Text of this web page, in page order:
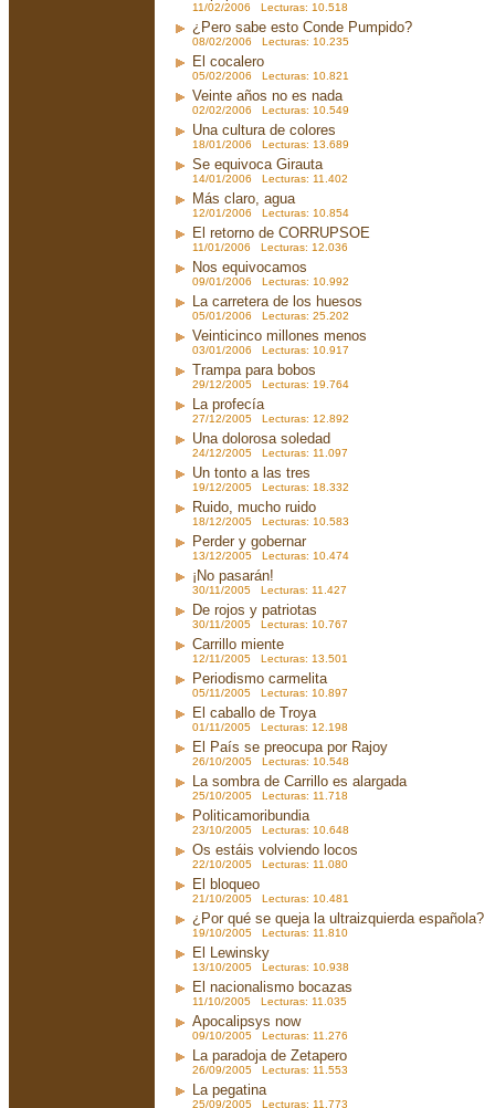
11/02/2006 Lecturas: 10.518
¿Pero sabe esto Conde Pumpido?
08/02/2006 Lecturas: 10.235
El cocalero
05/02/2006 Lecturas: 10.821
Veinte años no es nada
02/02/2006 Lecturas: 10.549
Una cultura de colores
18/01/2006 Lecturas: 13.689
Se equivoca Girauta
14/01/2006 Lecturas: 11.402
Más claro, agua
12/01/2006 Lecturas: 10.854
El retorno de CORRUPSOE
11/01/2006 Lecturas: 12.036
Nos equivocamos
09/01/2006 Lecturas: 10.992
La carretera de los huesos
05/01/2006 Lecturas: 25.202
Veinticinco millones menos
03/01/2006 Lecturas: 10.917
Trampa para bobos
29/12/2005 Lecturas: 19.764
La profecía
27/12/2005 Lecturas: 12.892
Una dolorosa soledad
24/12/2005 Lecturas: 11.097
Un tonto a las tres
19/12/2005 Lecturas: 18.332
Ruido, mucho ruido
18/12/2005 Lecturas: 10.583
Perder y gobernar
13/12/2005 Lecturas: 10.474
¡No pasarán!
30/11/2005 Lecturas: 11.427
De rojos y patriotas
30/11/2005 Lecturas: 10.767
Carrillo miente
12/11/2005 Lecturas: 13.501
Periodismo carmelita
05/11/2005 Lecturas: 10.897
El caballo de Troya
01/11/2005 Lecturas: 12.198
El País se preocupa por Rajoy
26/10/2005 Lecturas: 10.548
La sombra de Carrillo es alargada
25/10/2005 Lecturas: 11.718
Politicamoribundia
23/10/2005 Lecturas: 10.648
Os estáis volviendo locos
22/10/2005 Lecturas: 11.080
El bloqueo
21/10/2005 Lecturas: 10.481
¿Por qué se queja la ultraizquierda española?
19/10/2005 Lecturas: 11.810
El Lewinsky
13/10/2005 Lecturas: 10.938
El nacionalismo bocazas
11/10/2005 Lecturas: 11.035
Apocalipsys now
09/10/2005 Lecturas: 11.276
La paradoja de Zetapero
26/09/2005 Lecturas: 11.553
La pegatina
25/09/2005 Lecturas: 11.773